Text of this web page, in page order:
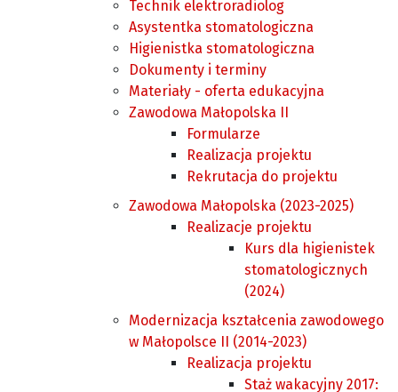
Technik elektroradiolog
Asystentka stomatologiczna
Higienistka stomatologiczna
Dokumenty i terminy
Materiały - oferta edukacyjna
Zawodowa Małopolska II
Formularze
Realizacja projektu
Rekrutacja do projektu
Zawodowa Małopolska (2023-2025)
Realizacje projektu
Kurs dla higienistek
stomatologicznych
(2024)
Modernizacja kształcenia zawodowego
w Małopolsce II (2014-2023)
Realizacja projektu
Staż wakacyjny 2017: